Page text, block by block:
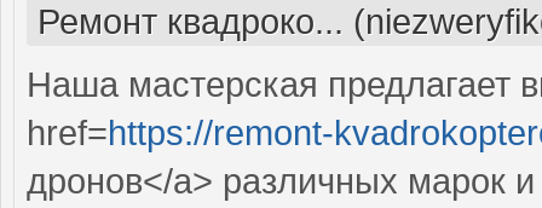
Ремонт квадроко...
Наша мастерская предлагает
href=https://remont-
дронов</a> различных марок